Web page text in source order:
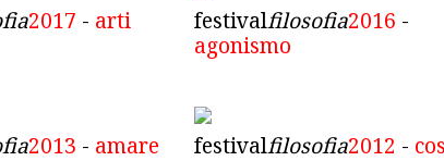
2017 - arti festivalfilosofia2016 -
agonismo
2013 - amare festivalfilosofia2012 -